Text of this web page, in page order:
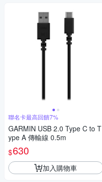
聯名卡最高回饋7%
GARMIN USB 2.0 Type C to T
ype A 傳輸線 0.5m
$630
加入購物車